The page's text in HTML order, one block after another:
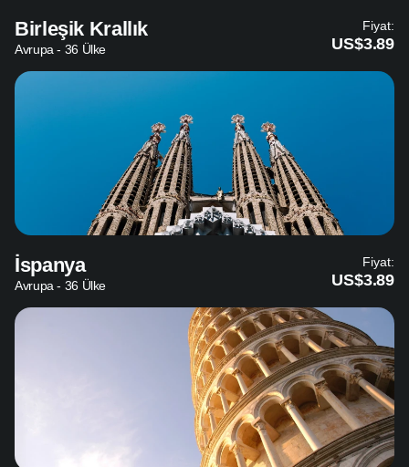
Birleşik Krallık
Avrupa - 36 Ülke
Fiyat:
US$3.89
İspanya
Avrupa - 36 Ülke
Fiyat:
US$3.89